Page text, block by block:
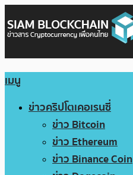
เมนู
ข่าวคริปโตเคอเรนซี่
ข่าว Bitcoin
ข่าว Ethereum
ข่าว Binance Coin